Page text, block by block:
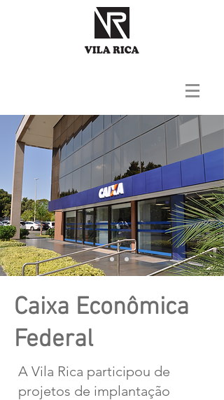
Caixa Econômica
Federal
A Vila Rica participou de
projetos de implantação